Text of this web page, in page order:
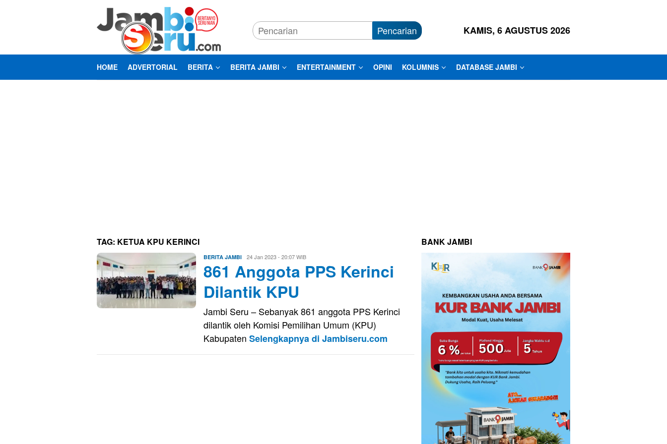
Pencarian KAMIS, 6 AGUSTUS 2026
HOME ADVERTORIAL BERITA BERITA JAMBI ENTERTAINMENT OPINI KOLUMNIS DATABASE JAMBI
TAG: KETUA KPU KERINCI
BERITA JAMBI Firman
Saputra
24 Jan 2023 - 20:07 WIB
861 Anggota PPS Kerinci
Dilantik KPU
Jambi Seru – Sebanyak 861 anggota PPS Kerinci
dilantik oleh Komisi Pemilihan Umum (KPU)
Kabupaten Selengkapnya di Jambiseru.com
BANK JAMBI